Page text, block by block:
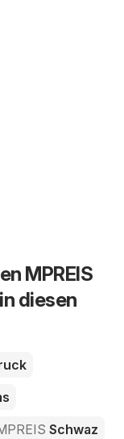
MPREIS
diesen
Schwaz